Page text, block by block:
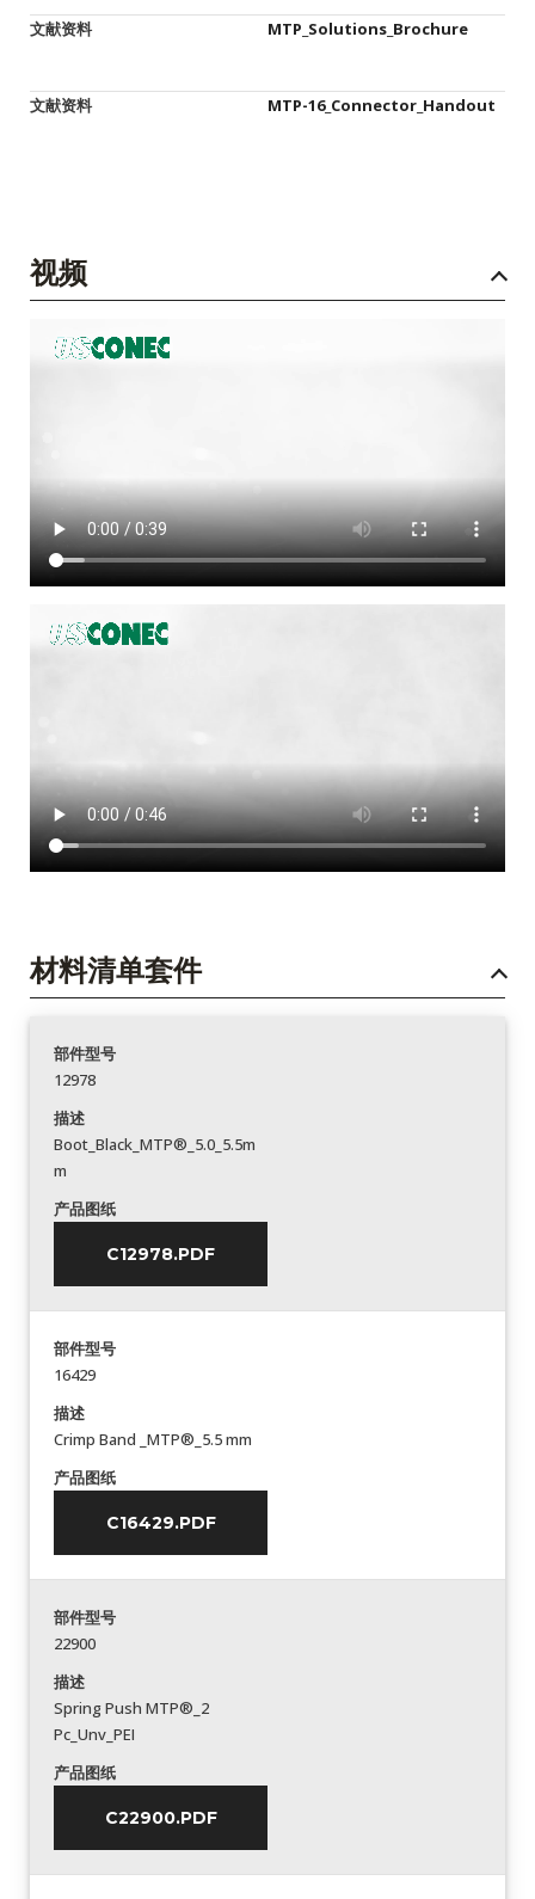
文献资料 MTP_Solutions_Brochure
文献资料 MTP-16_Connector_Handout
视频
材料清单套件
部件型号
12978
描述
Boot_Black_MTP®_5.0_5.5m
m
产品图纸
C12978.PDF
部件型号
16429
描述
Crimp Band _MTP®_5.5 mm
产品图纸
C16429.PDF
部件型号
22900
描述
Spring Push MTP®_2
Pc_Unv_PEI
产品图纸
C22900.PDF